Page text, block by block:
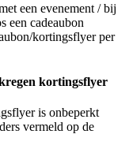
een evenement / bij
een cadeaubon
kortingsflyer per
kortingsflyer
is onbeperkt
vermeld op de